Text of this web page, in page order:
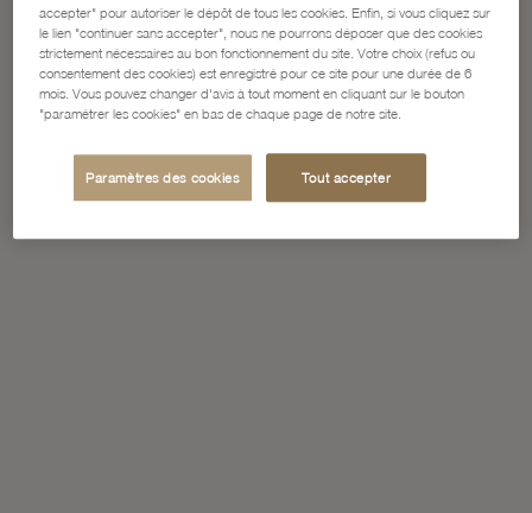
accepter" pour autoriser le dépôt de tous les cookies. Enfin, si vous cliquez sur
le lien "continuer sans accepter", nous ne pourrons déposer que des cookies
strictement nécessaires au bon fonctionnement du site. Votre choix (refus ou
consentement des cookies) est enregistré pour ce site pour une durée de 6
mois. Vous pouvez changer d'avis à tout moment en cliquant sur le bouton
"paramétrer les cookies" en bas de chaque page de notre site.
Paramètres des cookies Tout accepter